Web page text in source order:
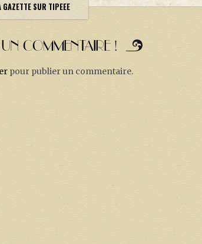
SUR TIPEEE
UN COMMENTAIRE !
pour publier un commentaire.